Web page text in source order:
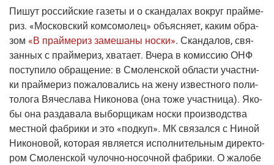
Пишут рос­сий­ские газе­ты и о скан­да­лах вокруг прай­ме­
риз. «Мос­ков­ский ком­со­мо­лец» объ­яс­ня­ет, каким обра­
зом «В прай­ме­риз заме­ша­ны нос­ки». Скан­да­лов, свя­
зан­ных с прай­ме­риз, хва­та­ет. Вче­ра в комис­сию ОНФ
посту­пи­ло обра­ще­ние: в Смо­лен­ской обла­сти участ­ни­
ки прай­ме­риз пожа­ло­ва­лись на жену извест­но­го поли­
то­ло­га Вяче­сла­ва Нико­но­ва (она тоже участ­ни­ца). Яко­
бы она раз­да­ва­ла выбор­щи­кам нос­ки про­из­вод­ства
мест­ной фаб­ри­ки и это «под­куп». МК свя­зал­ся с Ниной
Нико­но­вой, кото­рая явля­ет­ся испол­ни­тель­ным дирек­то­
ром Смо­лен­ской чулоч­но-носоч­ной фаб­ри­ки. О жало­бе